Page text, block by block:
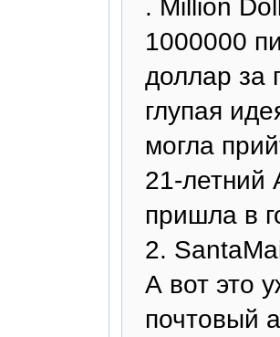
. Million
1000000
доллар за
глупая
могла
21-летний
пришла в
2.
А вот это
почтовый